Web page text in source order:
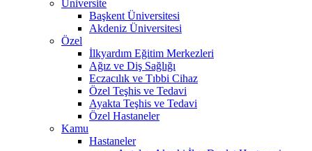
Üniversite
Başkent Üniversitesi
Akdeniz Üniversitesi
Özel
İlkyardım Eğitim Merkezleri
Ağız ve Diş Sağlığı
Eczacılık ve Tıbbi Cihaz
Özel Teşhis ve Tedavi
Ayakta Teşhis ve Tedavi
Özel Hastaneler
Kamu
Hastaneler